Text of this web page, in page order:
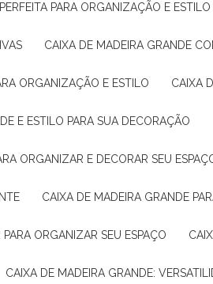
PARA ORGANIZAÇÃO E ESTILO
CAIXA DE MADEIRA GRANDE
ORGANIZAÇÃO E ESTILO CAIXA
E ESTILO PARA SUA DECORAÇÃO
ORGANIZAR E DECORAR SEU
CAIXA DE MADEIRA GRANDE
ORGANIZAR SEU ESPAÇO
CAIXA DE MADEIRA GRANDE: